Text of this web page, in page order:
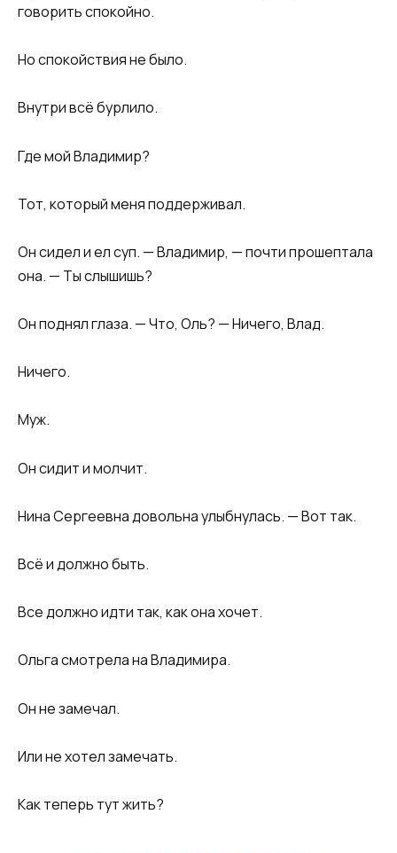
говорить спокойно.
Но спокойствия не было.
Внутри всё бурлило.
Где мой Владимир?
Тот, который меня поддерживал.
Он сидел и ел суп. — Владимир, — почти прошептала
она. — Ты слышишь?
Он поднял глаза. — Что, Оль? — Ничего, Влад.
Ничего.
Муж.
Он сидит и молчит.
Нина Сергеевна довольна улыбнулась. — Вот так.
Всё и должно быть.
Все должно идти так, как она хочет.
Ольга смотрела на Владимира.
Он не замечал.
Или не хотел замечать.
Как теперь тут жить?